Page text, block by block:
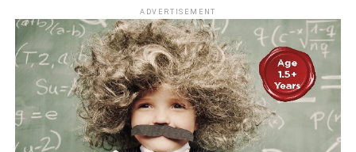
ADVERTISEMENT